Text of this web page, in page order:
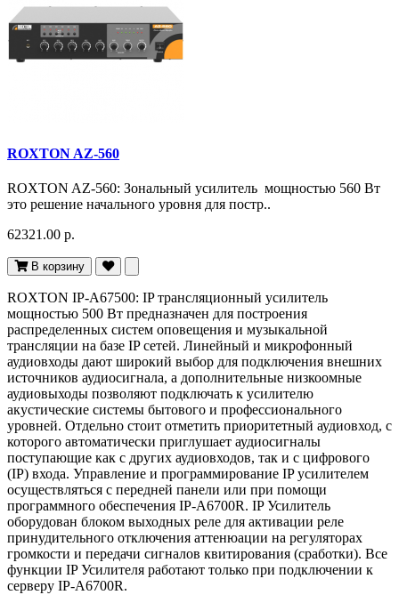
ROXTON AZ-560
ROXTON AZ-560: Зональный усилитель мощностью 560 Вт
это решение начального уровня для постр..
62321.00 р.
В корзину
ROXTON IP-A67500: IP трансляционный усилитель
мощностью 500 Вт предназначен для построения
распределенных систем оповещения и музыкальной
трансляции на базе IP сетей. Линейный и микрофонный
аудиовходы дают широкий выбор для подключения внешних
источников аудиосигнала, а дополнительные низкоомные
аудиовыходы позволяют подключать к усилителю
акустические системы бытового и профессионального
уровней. Отдельно стоит отметить приоритетный аудиовход, с
которого автоматически приглушает аудиосигналы
поступающие как с других аудиовходов, так и с цифрового
(IP) входа. Управление и программирование IP усилителем
осуществляться с передней панели или при помощи
программного обеспечения IP-A6700R. IP Усилитель
оборудован блоком выходных реле для активации реле
принудительного отключения аттенюации на регуляторах
громкости и передачи сигналов квитирования (сработки). Все
функции IP Усилителя работают только при подключении к
серверу IP-A6700R.